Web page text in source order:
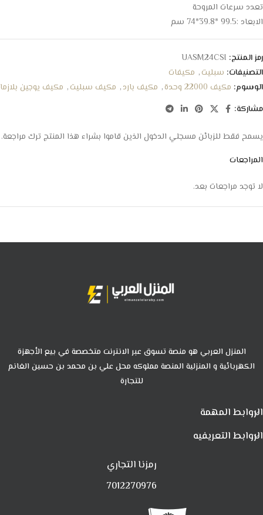
تعدد سرعات المروحة
الابعاد :99.5 *39.8*74 سم
رمز المنتج: UASM24CSI
التصنيفات: سبليت, مكيفات
الوسوم: مكيف 22000 وحدة , مكيف بارد, مكيف سبليت, مكيف يوجين بلازما
مشاركة:
المراجعات
لا توجد مراجعات بعد.
يسمح فقط للزبائن مسجلي الدخول الذين قاموا بشراء هذا المنتج ترك مراجعة.
المنزل العربي هو منصة تسوق عبر الانترنت متخصصة في بيع الأجهزة
الكهربائية و المنزلية المنصة مملوكه محل علي بن محمد بن حسين الغانم
للتجارة
الروابط المهمة
الروابط التعريفيه
رمزنا التجاري
7012270976